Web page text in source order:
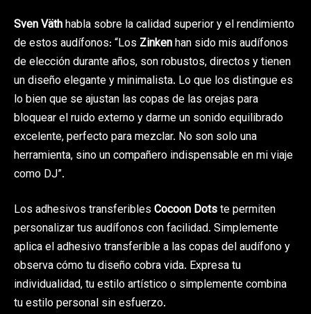
Sven Väthhabla sobre la calidad superior y el rendimiento
de estos audífonos: “Los Zinkenhan sido mis audífonos
de elección durante años, son robustos, directos y tienen
un diseño elegante y minimalista. Lo que los distingue es
lo bien que se ajustan las copas de las orejas para
bloquear el ruido externo y darme un sonido equilibrado
excelente, perfecto para mezclar. No son solo una
herramienta, sino un compañero indispensable en mi viaje
como DJ”.
Los adhesivos transferibles Cocoon Dotste permiten
personalizar tus audífonos con facilidad. Simplemente
aplica el adhesivo transferible a las copas del audífono y
observa cómo tu diseño cobra vida. Expresa tu
individualidad, tu estilo artístico o simplemente combina
tu estilo personal sin esfuerzo.